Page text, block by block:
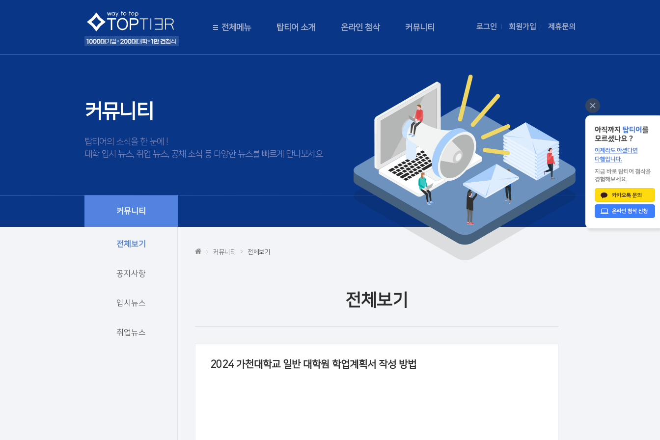
전체메뉴 탑티어 소개 온라인 첨삭 커뮤니티 로그인 회원가입 제휴문의
커뮤니티
탑티어의 소식을 한 눈에 !
대학 입시 뉴스, 취업 뉴스, 공채 소식 등 다양한 뉴스를 빠르게 만나보세요
커뮤니티
전체보기
공지사항
입시뉴스
취업뉴스
커뮤니티 전체보기
전체보기
2024 가천대학교 일반 대학원 학업계획서 작성 방법